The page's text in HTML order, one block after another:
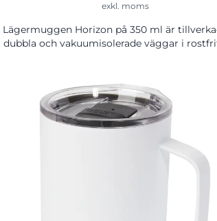
exkl. moms
Lägermuggen Horizon på 350 ml är tillverkad
dubbla och vakuumisolerade väggar i
du kan kontrollera flödet. Med en tålig
och trendig design är den byggd för att
kondens på utsidan av termosen. Utformad
bred munöppning för enkel rengöring och
Livstidsgaranti för tillverkningsfel.
silikonbas. Fri från BPA, BPS och BPF.